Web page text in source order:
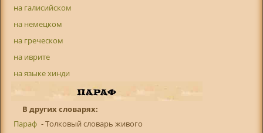
на галисийском
на немецком
на греческом
на иврите
на языке хинди
В других словарях:
Параф - Толковый словарь живого